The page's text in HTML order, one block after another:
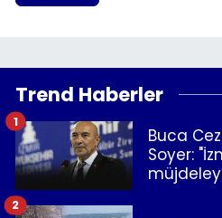
Trend Haberler
Buca
Soyer:
1
2